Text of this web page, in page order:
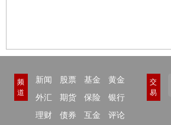
频
道
新闻 股票 基金
黄金
外汇
期货 保险
银行
理财
债券 互金 评论
交
易